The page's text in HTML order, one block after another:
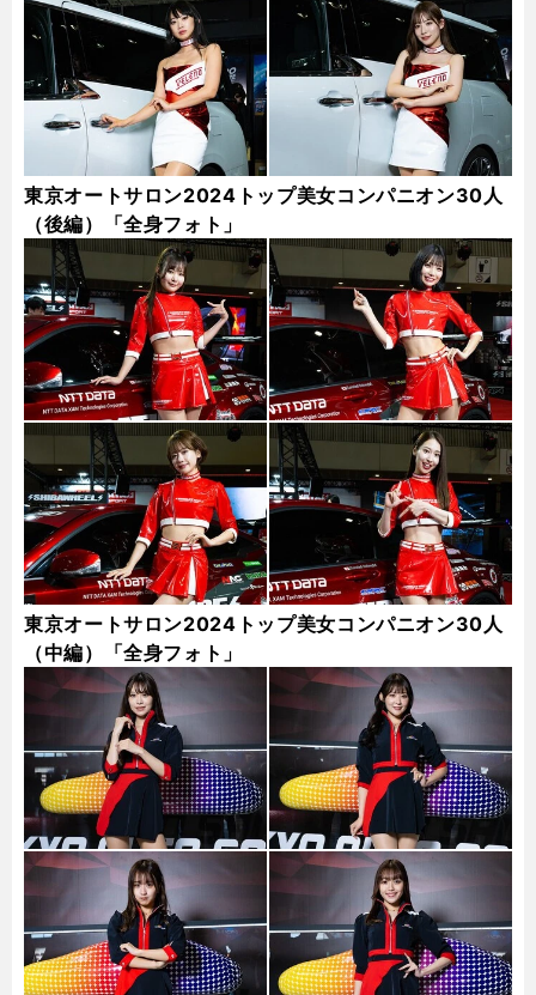
東京オートサロン2024トップ美女コンパニオン30人
（後編）「全身フォト」
東京オートサロン2024トップ美女コンパニオン30人
（中編）「全身フォト」